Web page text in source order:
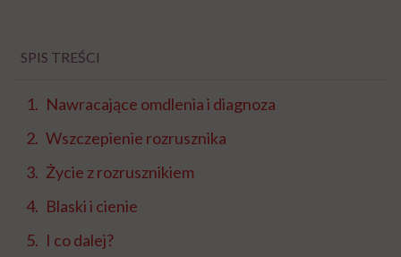
SPIS TREŚCI
Nawracające omdlenia i diagnoza
Wszczepienie rozrusznika
Życie z rozrusznikiem
Blaski i cienie
I co dalej?